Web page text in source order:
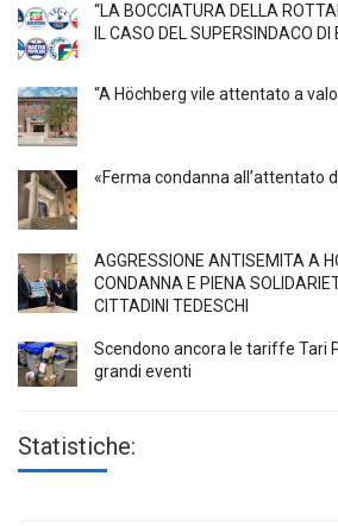
“LA BOCCIATURA DELLA
IL CASO DEL SUPERSINDACO
“A Höchberg vile attentato a
«Ferma condanna all’attentato
AGGRESSIONE ANTISEMITA A
CONDANNA E PIENA
CITTADINI TEDESCHI
Scendono ancora le tariffe Tari
grandi eventi
Statistiche: